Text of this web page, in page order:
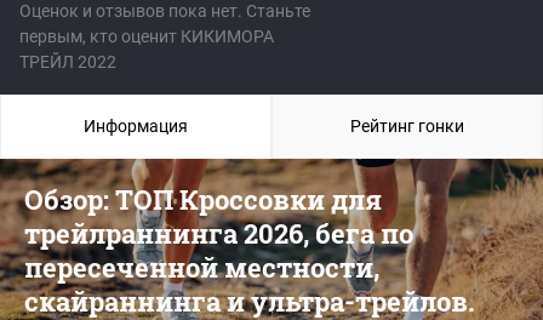
Оценок и отзывов пока нет. Станьте
первым, кто оценит КИКИМОРА
ТРЕЙЛ 2022
Обзор: ТОП Кроссовки для
трейлраннинга 2026, бега по
пересеченной местности,
скайраннинга и ультра-трейлов.
Информация Рейтинг гонки